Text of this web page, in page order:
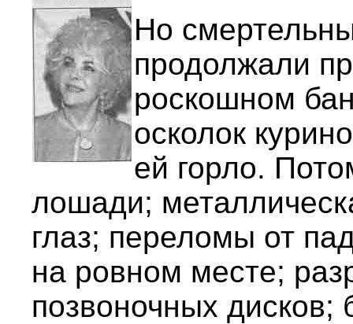
Но
продолжали
роскошном
осколок
ей горло.
лошади;
глаз; переломы от
на ровном месте;
позвоночных дисков;